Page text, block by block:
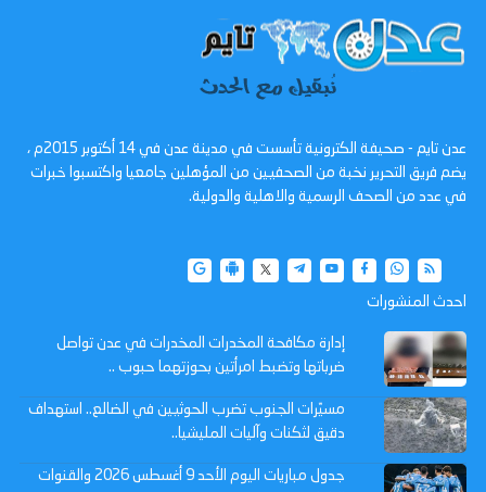
عدن تايم - صحيفة الكترونية تأسست في مدينة عدن في 14 أكتوبر 2015م ،
يضم فريق التحرير نخبة من الصحفيين من المؤهلين جامعيا واكتسبوا خبرات
في عدد من الصحف الرسمية والاهلية والدولية.
احدث المنشورات
إدارة مكافحة المخدرات المخدرات في عدن تواصل
ضرباتها وتضبط امرأتين بحوزتهما حبوب ..
مسيّرات الجنوب تضرب الحوثيين في الضالع.. استهداف
دقيق لثكنات وآليات المليشيا..
جدول مباريات اليوم الأحد 9 أغسطس 2026 والقنوات